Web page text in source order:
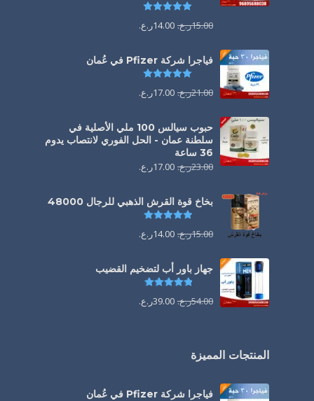
15.00ر.ع. 14.00ر.ع.
فياجرا شركة Pfizer في عُمان
21.00ر.ع. 17.00ر.ع.
حبوب سيالس 100 ملي الأصلية في
سلطنة عمان - الحل الفوري لانتصاب يدوم
36 ساعة
23.00ر.ع. 17.00ر.ع.
بخاخ قوة القرش الذهبي للرجال 48000
تم التقييم
15.00ر.ع. 14.00ر.ع.
جهاز باور أب لتضخيم القضيب
تم التقييم
54.00ر.ع. 39.00ر.ع.
المنتجات المميزة
فياجرا شركة Pfizer في عُمان